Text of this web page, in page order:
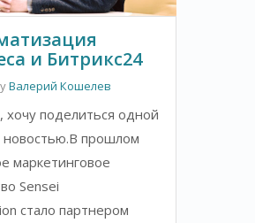
и Битрикс24
Валерий Кошелев
хочу поделиться одной
прошлом
маркетинговое
Sensei
стало партнером